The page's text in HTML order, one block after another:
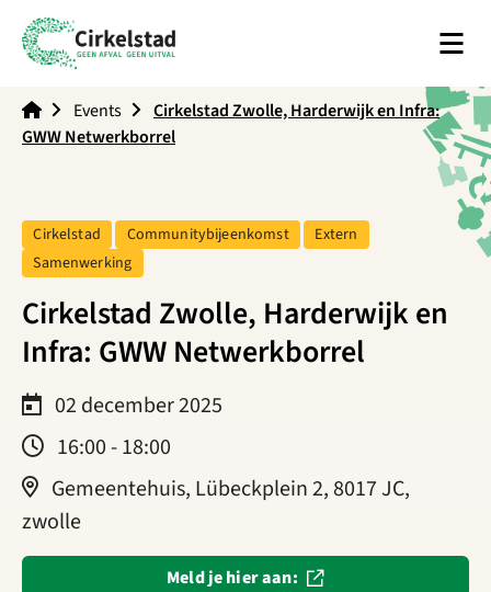
Menu
Events
Cirkelstad Zwolle, Harderwijk en Infra:
GWW Netwerkborrel
Cirkelstad Zwolle, Harderwijk en
Infra: GWW Netwerkborrel
Tag:
Cirkelstad Tag:
Communitybijeenkomst Tag:
Extern
Tag:
Samenwerking
02 december 2025
16:00 - 18:00
Gemeentehuis, Lübeckplein 2, 8017 JC,
zwolle
Meld je hier aan: